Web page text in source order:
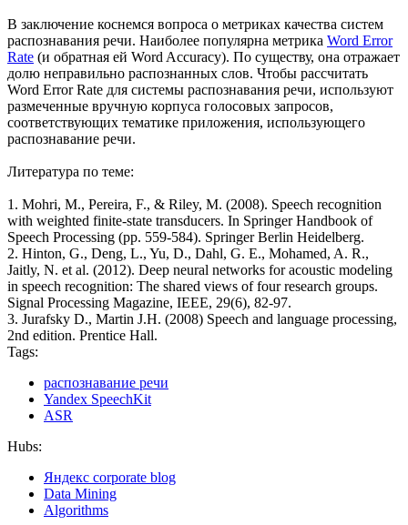
В заключение коснемся вопроса о метриках качества систем
распознавания речи. Наиболее популярна метрика Word Error
Rate (и обратная ей Word Accuracy). По существу, она отражает
долю неправильно распознанных слов. Чтобы рассчитать
Word Error Rate для системы распознавания речи, используют
размеченные вручную корпуса голосовых запросов,
соответствующих тематике приложения, использующего
распознавание речи.
Литература по теме:
1. Mohri, M., Pereira, F., & Riley, M. (2008). Speech recognition
with weighted finite-state transducers. In Springer Handbook of
Speech Processing (pp. 559-584). Springer Berlin Heidelberg.
2. Hinton, G., Deng, L., Yu, D., Dahl, G. E., Mohamed, A. R.,
Jaitly, N. et al. (2012). Deep neural networks for acoustic modeling
in speech recognition: The shared views of four research groups.
Signal Processing Magazine, IEEE, 29(6), 82-97.
3. Jurafsky D., Martin J.H. (2008) Speech and language processing,
2nd edition. Prentice Hall.
Tags:
распознавание речи
Yandex SpeechKit
ASR
Hubs:
Яндекс corporate blog
Data Mining
Algorithms